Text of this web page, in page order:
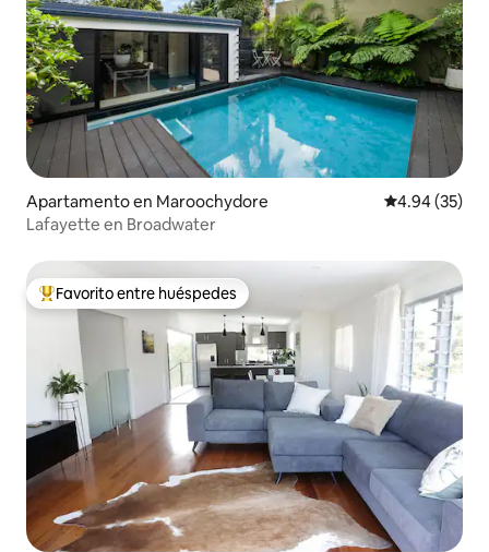
Apartamento en Maroochydore Calificación
4.94 (35)
Lafayette en Broadwater
Favorito entre huéspedes preferido
Favorito entre huéspedes